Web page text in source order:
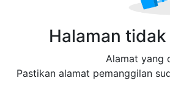
Halaman
Alamat yang
Pastikan alamat pemanggilan